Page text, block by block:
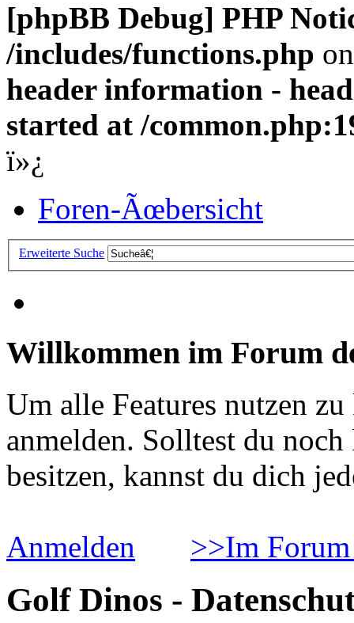
[phpBB Debug] PHP
/includes/functions.php
header information -
started at /
ï»¿
Foren-Ãœbersicht
Erweiterte Suche
Willkommen im Forum
Um alle Features nutzen
anmelden. Solltest du
besitzen, kannst du dich
Anmelden >>Im
Golf Dinos -